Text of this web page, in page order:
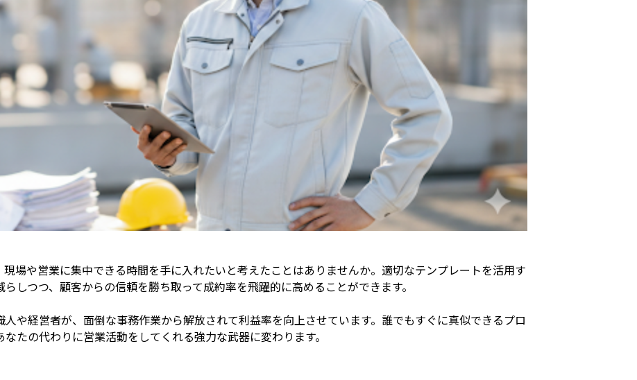
場や営業に集中できる時間を手に入れたいと考えたことはありませんか。適切なテンプレートを活用す
しつつ、顧客からの信頼を勝ち取って成約率を飛躍的に高めることができます。
や経営者が、面倒な事務作業から解放されて利益率を向上させています。誰でもすぐに真似できるプロ
たの代わりに営業活動をしてくれる強力な武器に変わります。